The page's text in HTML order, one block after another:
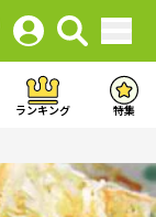
ランキング 特集